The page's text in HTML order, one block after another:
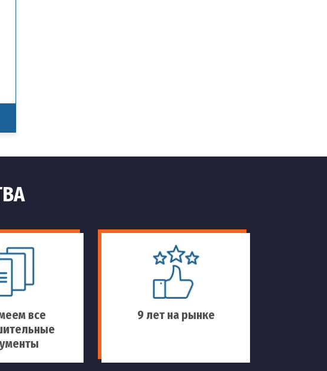
все
9 лет на рынке